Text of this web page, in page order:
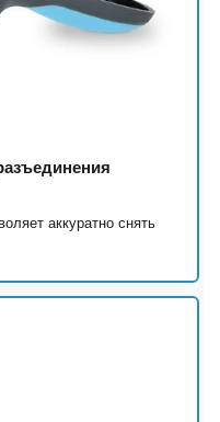
аккуратно снять